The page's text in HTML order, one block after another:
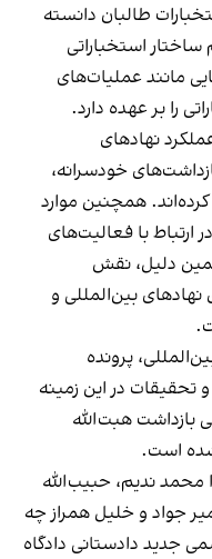
مسئول ریاست «۰۸» استخبارات طالبان دانسته
استخباراتی
مانند عملیات‌های
را بر عهده دارد.
نهادهای
خودسرانه،
همچنین موارد
ارتباط با فعالیت‌های
دلیل، نقش
بین‌المللی و
پرونده
در این زمینه
بازداشت هبت‌الله
شده است.
محمد ندیم، حبیب‌الله
جواد و خلیل همراز چه
جدید دادستانی دادگاه